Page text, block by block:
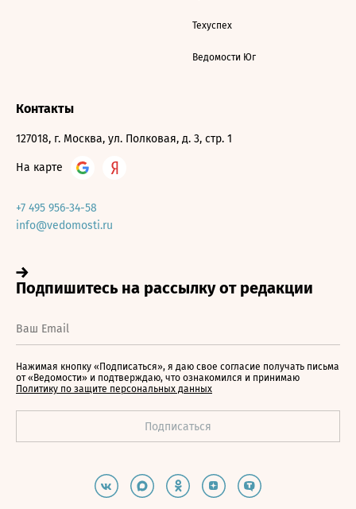
Техуспех
Ведомости Юг
Контакты
127018, г. Москва, ул. Полковая, д. 3, стр. 1
На карте
+7 495 956-34-58
info@vedomosti.ru
Нажимая кнопку «Подписаться», я даю свое согласие получать письма
от «Ведомости» и подтверждаю, что ознакомился и принимаю
Политику по защите персональных данных